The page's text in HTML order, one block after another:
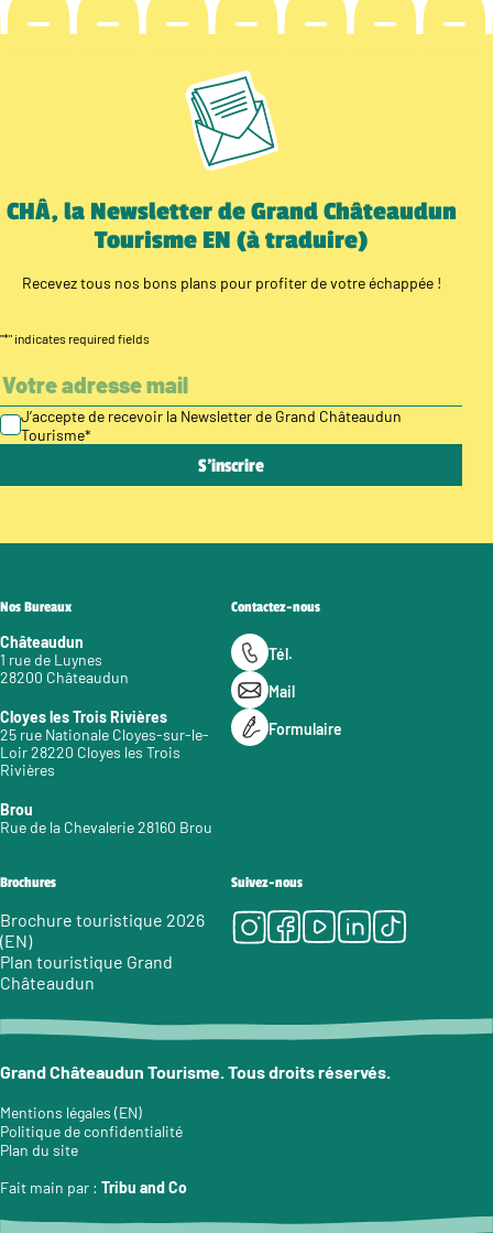
CHÂ, la Newsletter de Grand Châteaudun
Tourisme EN (à traduire)
Recevez tous nos bons plans pour profiter de votre échappée !
"*" indicates required fields
J’accepte de recevoir la Newsletter de Grand Châteaudun
Tourisme*
Nos Bureaux
Châteaudun
1 rue de Luynes
28200 Châteaudun
Cloyes les Trois Rivières
25 rue Nationale Cloyes-sur-le-
Loir 28220 Cloyes les Trois
Rivières
Brou
Rue de la Chevalerie 28160 Brou
Contactez-nous
Tél.
Mail
Formulaire
Brochures
Brochure touristique 2026
(EN)
Plan touristique Grand
Châteaudun
Suivez-nous
Instagram
Facebook
Youtube
LinkedIn
Tiktok
Grand Châteaudun Tourisme. Tous droits réservés.
Mentions légales (EN)
Politique de confidentialité
Plan du site
Fait main par : Tribu and Co